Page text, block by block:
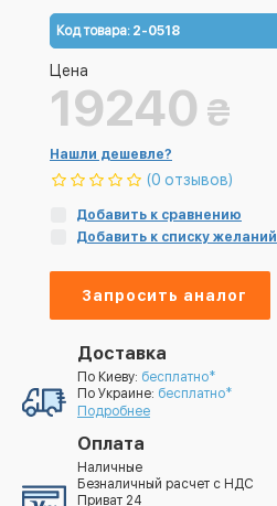
Код товара: 2-0518
Цена
19240 ₴
Нашли дешевле?
(0 отзывов)
Добавить к сравнению
Добавить к списку желаний
Запросить аналог
Доставка
По Киеву: бесплатно*
По Украине: бесплатно*
Подробнее
Оплата
Наличные
Безналичный расчет с НДС
Приват 24